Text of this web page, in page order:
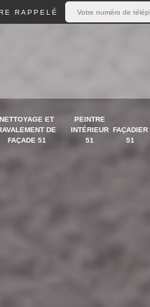
RAPPELÉ
NETTOYAGE ET
DE
FAÇADE 51
PEINTRE
INTÉRIEUR
51
FAÇADIER
51